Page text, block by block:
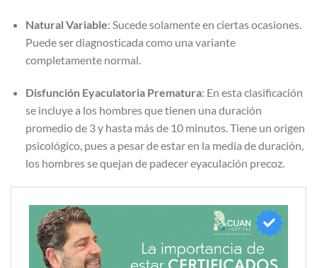
Natural Variable: Sucede solamente en ciertas ocasiones.
Puede ser diagnosticada como una variante
completamente normal.
Disfunción Eyaculatoria Prematura: En esta clasificación
se incluye a los hombres que tienen una duración
promedio de 3 y hasta más de 10 minutos. Tiene un origen
psicológico, pues a pesar de estar en la media de duración,
los hombres se quejan de padecer eyaculación precoz.